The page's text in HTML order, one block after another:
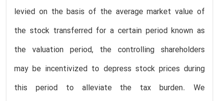
levied on the basis of the average market value of
the stock transferred for a certain period known as
the valuation period, the controlling shareholders
may be incentivized to depress stock prices during
this period to alleviate the tax burden. We